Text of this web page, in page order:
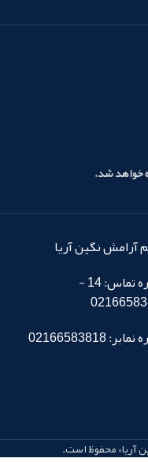
خواهد شد.
آرامش نگین آریا
شماره تماس: 14 -
02166583818
آریا» محفوظ است.